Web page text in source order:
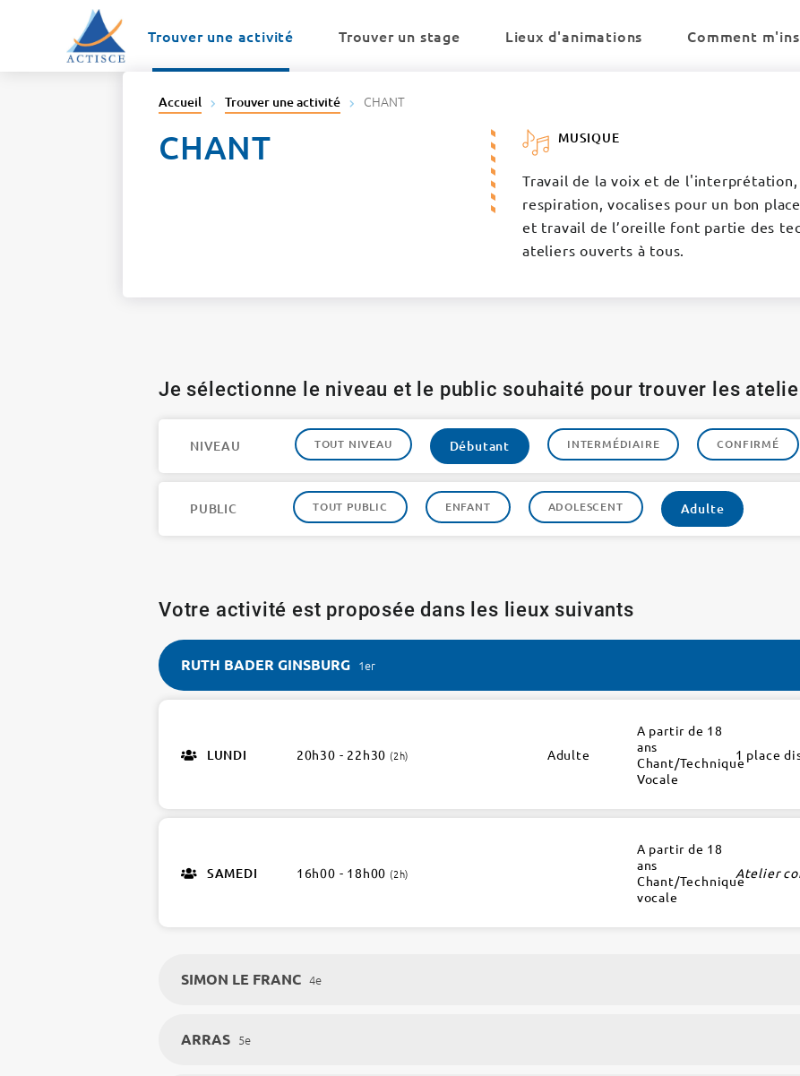
Trouver une activité
Trouver un stage Lieux d'animations Comment
Accueil Trouver une activité CHANT
CHANT MUSIQUE
Travail de la voix et de
respiration, vocalises pour un bon
et travail de l’oreille font partie des
ateliers ouverts à tous.
Je sélectionne le niveau et le public souhaité pour trouver les
NIVEAU TOUT NIVEAU Débutant INTERMÉDIAIRE CONFIRMÉ
PUBLIC TOUT PUBLIC ENFANT ADOLESCENT Adulte
Votre activité est proposée dans les lieux suivants
RUTH BADER GINSBURG 1er
GINSBURG
ateliers
LUNDI 20h30 - 22h30 (2h) Adulte
A partir de 18
ans
Chant/Technique
Vocale
1 place
SAMEDI 16h00 - 18h00 (2h)
A partir de 18
ans
Chant/Technique
vocale
Atelier
SIMON LE FRANC 4e
ARRAS 5e